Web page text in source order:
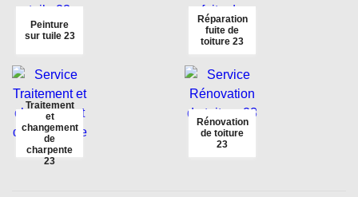
Peinture
sur tuile 23
Réparation
fuite de
toiture 23
Traitement
et
changement
de
charpente
23
Rénovation
de toiture
23